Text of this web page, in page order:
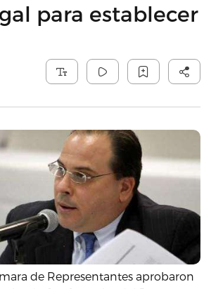
para establecer
de Representantes aprobaron